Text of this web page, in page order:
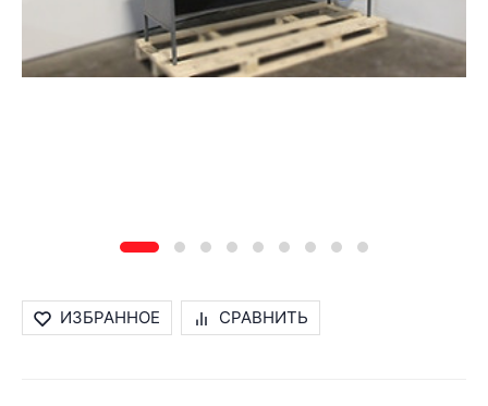
ИЗБРАННОЕ СРАВНИТЬ